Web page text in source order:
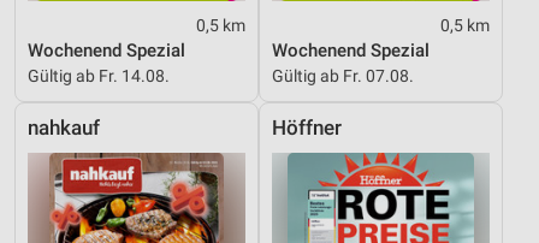
0,5 km
Wochenend Spezial
Gültig ab Fr. 14.08.
0,5 km
Wochenend Spezial
Gültig ab Fr. 07.08.
nahkauf Höffner